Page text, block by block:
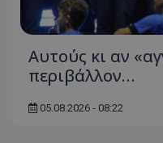
Αυτούς κι αν
περιβάλλον…
05.08.2026 - 08:22